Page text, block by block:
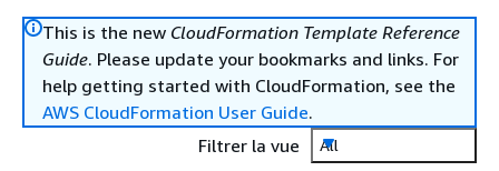
This is the new CloudFormation Template Reference
Guide. Please update your bookmarks and links. For
help getting started with CloudFormation, see the
AWS CloudFormation User Guide.
Filtrer la vue
All